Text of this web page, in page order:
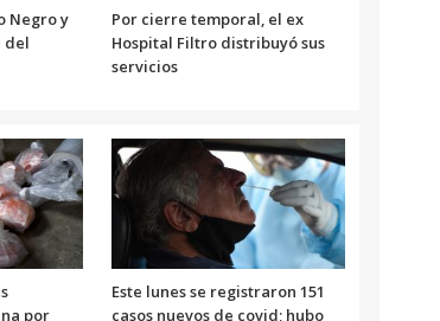
Negro y
del
Por cierre temporal, el ex
Hospital Filtro distribuyó sus
servicios
por
Este lunes se registraron 151
casos nuevos de covid; hubo